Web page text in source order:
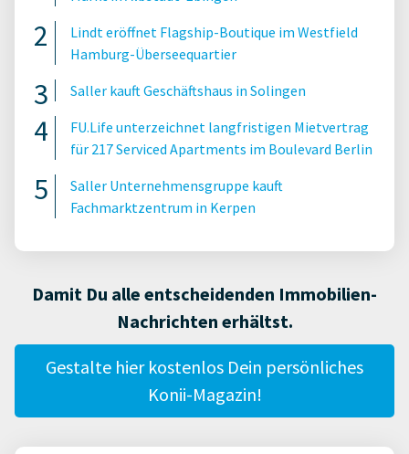
Lindt eröffnet Flagship-Boutique im Westfield
Hamburg-Überseequartier
Saller kauft Geschäftshaus in Solingen
FU.Life unterzeichnet langfristigen Mietvertrag
für 217 Serviced Apartments im Boulevard Berlin
Saller Unternehmensgruppe kauft
Fachmarktzentrum in Kerpen
Damit Du alle entscheidenden Immobilien-
Nachrichten erhältst.
Gestalte hier kostenlos Dein persönliches
Konii-Magazin!